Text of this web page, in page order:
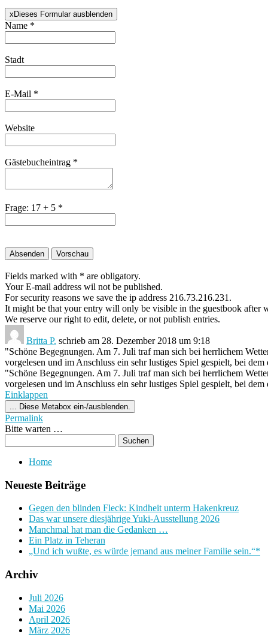
x Dieses Formular ausblenden
Name *
Stadt
E-Mail *
Website
Gästebucheintrag *
Frage: 17 + 5 *
Fields marked with * are obligatory.
Your E-mail address wil not be published.
For security reasons we save the ip address 216.73.216.231.
It might be that your entry will only be visible in the guestbook after
We reserve our right to edit, delete, or not publish entries.
Britta P. schrieb am 28. Dezember 2018 um 9:18
"Schöne Begegnungen. Am 7. Juli traf man sich bei herrlichem
vorgelesen und im Anschluss ein sehr lustiges Spiel gespielt, bei
"Schöne Begegnungen. Am 7. Juli traf man sich bei herrlichem
vorgelesen und im Anschluss ein sehr lustiges Spiel gespielt, bei
Einklappen
... Diese Metabox ein-/ausblenden.
Permalink
Bitte warten …
Home
Neueste Beiträge
Gegen den blinden Fleck: Kindheit unterm Hakenkreuz
Das war unsere diesjährige Yuki-Ausstellung 2026
Manchmal hat man die Gedanken …
Ein Platz in Teheran
„Und ich wußte, es würde jemand aus meiner Familie sein.“*
Archiv
Juli 2026
Mai 2026
April 2026
März 2026